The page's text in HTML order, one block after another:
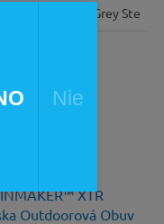
Ti Grey Steel,
XTR
Outdoorová Obuv
Nie